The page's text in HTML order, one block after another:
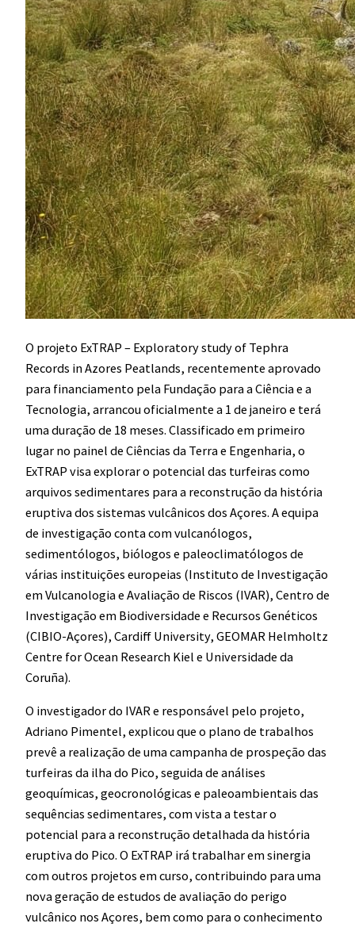
O projeto ExTRAP – Exploratory study of Tephra
Records in Azores Peatlands, recentemente aprovado
para financiamento pela Fundação para a Ciência e a
Tecnologia, arrancou oficialmente a 1 de janeiro e terá
uma duração de 18 meses. Classificado em primeiro
lugar no painel de Ciências da Terra e Engenharia, o
ExTRAP visa explorar o potencial das turfeiras como
arquivos sedimentares para a reconstrução da história
eruptiva dos sistemas vulcânicos dos Açores. A equipa
de investigação conta com vulcanólogos,
sedimentólogos, biólogos e paleoclimatólogos de
várias instituições europeias (Instituto de Investigação
em Vulcanologia e Avaliação de Riscos (IVAR), Centro de
Investigação em Biodiversidade e Recursos Genéticos
(CIBIO-Açores), Cardiff University, GEOMAR Helmholtz
Centre for Ocean Research Kiel e Universidade da
Coruña).
O investigador do IVAR e responsável pelo projeto,
Adriano Pimentel, explicou que o plano de trabalhos
prevê a realização de uma campanha de prospeção das
turfeiras da ilha do Pico, seguida de análises
geoquímicas, geocronológicas e paleoambientais das
sequências sedimentares, com vista a testar o
potencial para a reconstrução detalhada da história
eruptiva do Pico. O ExTRAP irá trabalhar em sinergia
com outros projetos em curso, contribuindo para uma
nova geração de estudos de avaliação do perigo
vulcânico nos Açores, bem como para o conhecimento